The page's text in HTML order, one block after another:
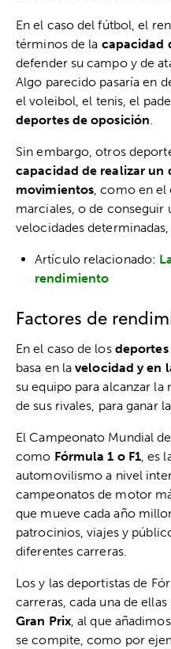
En el caso del fútbol, el
términos de la capacidad
defender su campo y de
Algo parecido pasaría en
el voleibol, el tenis, el
deportes de oposición.
Sin embargo, otros
capacidad de realizar un
movimientos, como en el
marciales, o de conseguir
velocidades
Artículo relacionado:
rendimiento
Factores de
En el caso de los
basa en lavelocidad y en
su equipo para alcanzar
de sus rivales, para ganar
El Campeonato Mundial
como Fórmula 1 o F1, es
automovilismo a nivel
campeonatos de motor
que mueve cada año
patrocinios, viajes y
diferentes carreras.
Los y las deportistas de
carreras, cada una de
Gran Prix, al que
se compite, como por